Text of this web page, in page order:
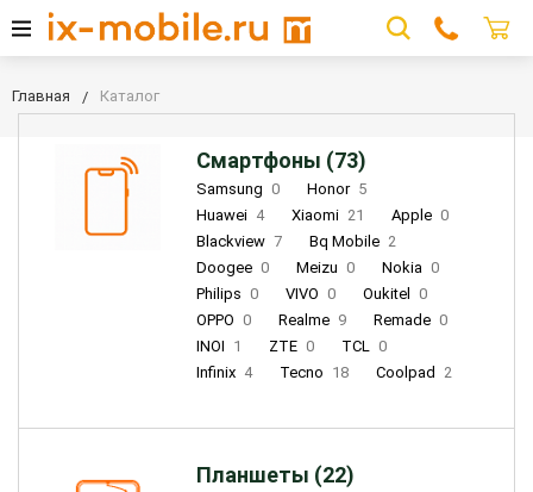
Главная Каталог
Смартфоны (73)
Samsung 0 Honor 5
Huawei 4 Xiaomi 21 Apple 0
Blackview 7 Bq Mobile 2
Doogee 0 Meizu 0 Nokia 0
Philips 0 VIVO 0 Oukitel
0
OPPO 0 Realme 9 Remade 0
INOI 1 ZTE 0 TCL 0
Infinix 4 Tecno 18 Coolpad 2
Планшеты (22)